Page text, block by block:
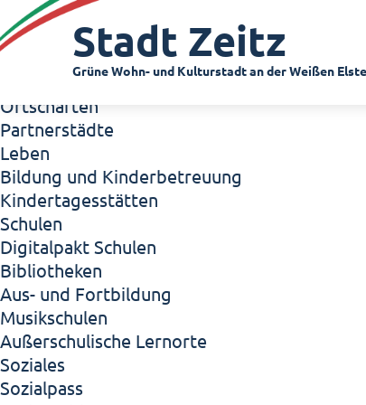
Zeitz - Die Kleinstadt
Willkommen in Zeitz!
Interview mit Oberbürgermeister Christian
Zeitz - Stadt der Zukunft
Ortschaften
Partnerstädte
Leben
Bildung und Kinderbetreuung
Kindertagesstätten
Schulen
Digitalpakt Schulen
Bibliotheken
Aus- und Fortbildung
Musikschulen
Außerschulische Lernorte
Soziales
Sozialpass
Stadt Zeitz
Grüne Wohn- und Kulturstadt an der Weißen